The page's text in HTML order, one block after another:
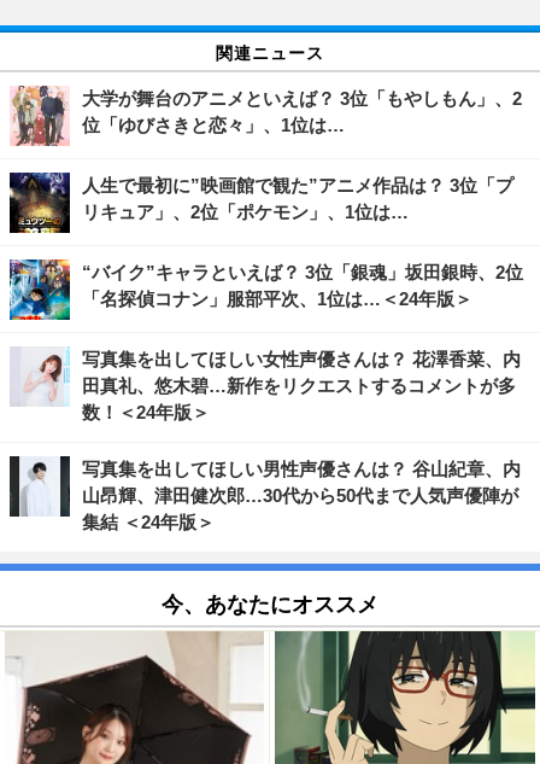
関連ニュース
大学が舞台のアニメといえば？ 3位「もやしもん」、2
位「ゆびさきと恋々」、1位は…
人生で最初に”映画館で観た”アニメ作品は？ 3位「プ
リキュア」、2位「ポケモン」、1位は…
“バイク”キャラといえば？ 3位「銀魂」坂田銀時、2位
「名探偵コナン」服部平次、1位は…＜24年版＞
写真集を出してほしい女性声優さんは？ 花澤香菜、内
田真礼、悠木碧…新作をリクエストするコメントが多
数！＜24年版＞
写真集を出してほしい男性声優さんは？ 谷山紀章、内
山昂輝、津田健次郎…30代から50代まで人気声優陣が
集結 ＜24年版＞
今、あなたにオススメ